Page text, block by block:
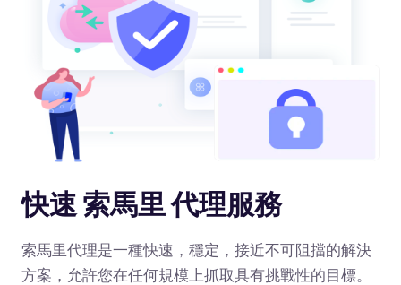
快速 索馬里 代理服務
索馬里代理是一種快速，穩定，接近不可阻擋的解決
方案，允許您在任何規模上抓取具有挑戰性的目標。